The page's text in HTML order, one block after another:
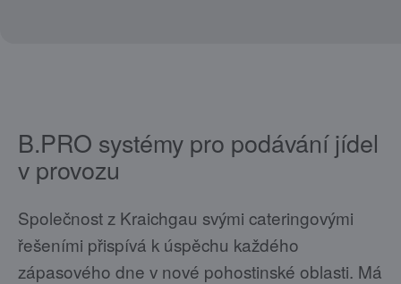
B.PRO systémy pro podávání jídel
v provozu
Společnost z Kraichgau svými cateringovými
řešeními přispívá k úspěchu každého
zápasového dne v nové pohostinské oblasti. Má